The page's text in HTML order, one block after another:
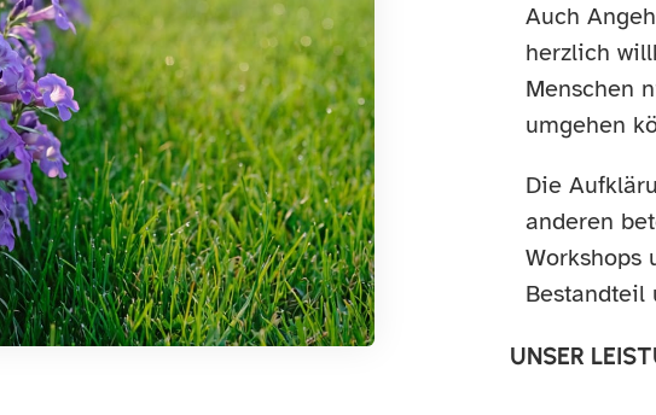
Auch
herzlich
Menschen
umgehen
Die
anderen
Workshops
Bestandteil
UNSER